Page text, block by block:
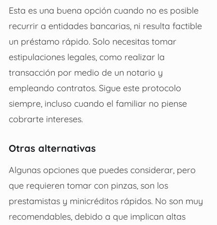
Esta es una buena opción cuando no es posible
recurrir a entidades bancarias, ni resulta factible
un préstamo rápido. Solo necesitas tomar
estipulaciones legales, como realizar la
transacción por medio de un notario y
empleando contratos. Sigue este protocolo
siempre, incluso cuando el familiar no piense
cobrarte intereses.
Otras alternativas
Algunas opciones que puedes considerar, pero
que requieren tomar con pinzas, son los
prestamistas y minicréditos rápidos. No son muy
recomendables, debido a que implican altas